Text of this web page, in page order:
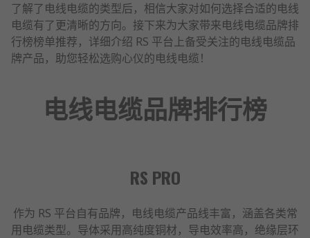
了解了电线电缆的类型后，相信大家对如何选择合适的电线
电缆有了更清晰的方向。接下来为大家带来电线电缆品牌排
行榜榜单推荐，详细介绍 RS 平台上备受关注的电线电缆品
牌产品，助您轻松选购心仪的电线电缆！
电线电缆品牌排行榜
RS PRO
作为 RS 平台自有品牌，电线电缆产品线丰富，涵盖各类常
用电缆类型。导体采用高纯度铜材，导电效率高，绝缘层环